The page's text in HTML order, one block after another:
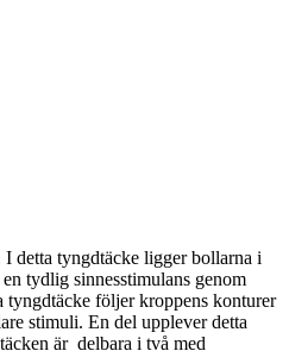
detta tyngdtäcke ligger bollarna i
tydlig sinnesstimulans genom
följer kroppens konturer
stimuli. En del upplever detta
är delbara i två med